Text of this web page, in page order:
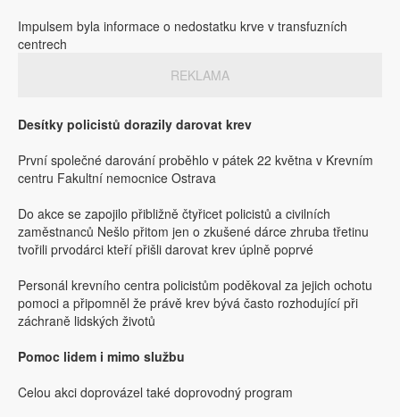
Impulsem byla informace o nedostatku krve v transfuzních
centrech
REKLAMA
Desítky policistů dorazily darovat krev
První společné darování proběhlo v pátek 22 května v Krevním
centru Fakultní nemocnice Ostrava
Do akce se zapojilo přibližně čtyřicet policistů a civilních
zaměstnanců Nešlo přitom jen o zkušené dárce zhruba třetinu
tvořili prvodárci kteří přišli darovat krev úplně poprvé
Personál krevního centra policistům poděkoval za jejich ochotu
pomoci a připomněl že právě krev bývá často rozhodující při
záchraně lidských životů
Pomoc lidem i mimo službu
Celou akci doprovázel také doprovodný program